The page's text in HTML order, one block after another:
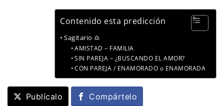
Contenido esta predicción
Sagitario ♎
AMISTAD – FAMILIA
SIN PAREJA – ¿BUSCANDO EL AMOR?
CON PAREJA / ENAMORADO o ENAMORADA
Publícalo Compártelo